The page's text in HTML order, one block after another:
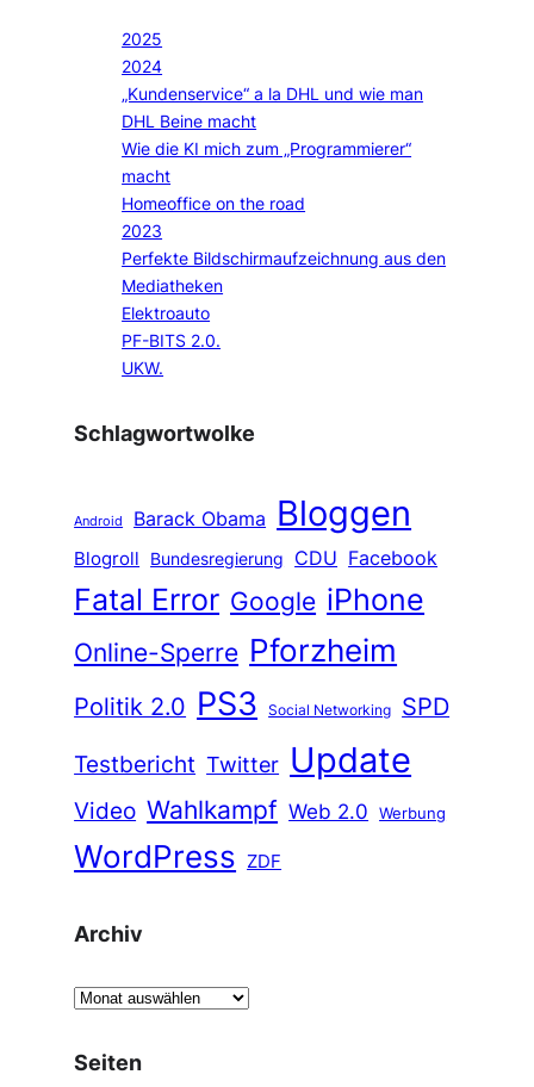
2025
2024
„Kundenservice“ a la DHL und wie man
DHL Beine macht
Wie die KI mich zum „Programmierer“
macht
Homeoffice on the road
2023
Perfekte Bildschirmaufzeichnung aus den
Mediatheken
Elektroauto
PF-BITS 2.0.
UKW.
Schlagwortwolke
Android Barack Obama Bloggen
Blogroll Bundesregierung CDU Facebook
Fatal Error Google iPhone
Online-Sperre Pforzheim
Politik 2.0 PS3 Social Networking
SPD
Testbericht Twitter Update
Video Wahlkampf Web 2.0 Werbung
WordPress ZDF
Archiv
A
c
Seiten